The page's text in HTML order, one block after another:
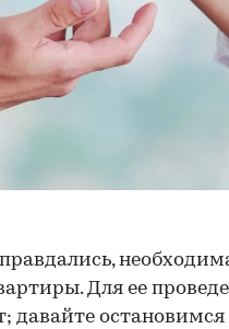
Для ее
давайте остановимся